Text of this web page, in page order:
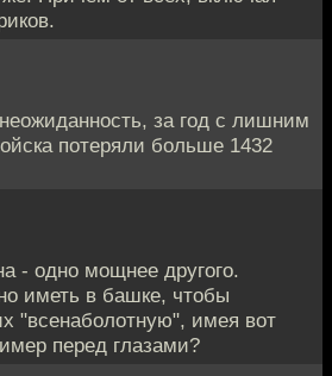
за год с лишним
потеряли больше 1432
- одно мощнее другого.
иметь в башке, чтобы
"всенаболотную", имея вот
перед глазами?